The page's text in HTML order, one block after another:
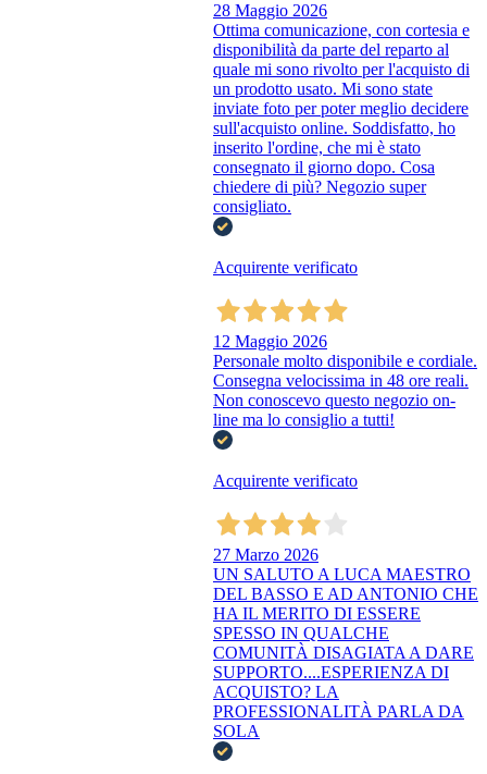
28 Maggio 2026
Ottima comunicazione, con cortesia e
disponibilità da parte del reparto al
quale mi sono rivolto per l'acquisto di
un prodotto usato. Mi sono state
inviate foto per poter meglio decidere
sull'acquisto online. Soddisfatto, ho
inserito l'ordine, che mi è stato
consegnato il giorno dopo. Cosa
chiedere di più? Negozio super
consigliato.
Acquirente verificato
12 Maggio 2026
Personale molto disponibile e cordiale.
Consegna velocissima in 48 ore reali.
Non conoscevo questo negozio on-
line ma lo consiglio a tutti!
Acquirente verificato
27 Marzo 2026
UN SALUTO A LUCA MAESTRO
DEL BASSO E AD ANTONIO CHE
HA IL MERITO DI ESSERE
SPESSO IN QUALCHE
COMUNITÀ DISAGIATA A DARE
SUPPORTO....ESPERIENZA DI
ACQUISTO? LA
PROFESSIONALITÀ PARLA DA
SOLA